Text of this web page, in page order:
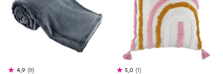
4,9 8 5,0 1